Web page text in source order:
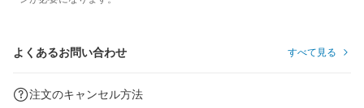
よくあるお問い合わせ すべて見る
注文のキャンセル方法